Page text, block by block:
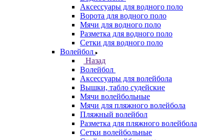
Аксессуары для водного поло
Ворота для водного поло
Мячи для водного поло
Разметка для водного поло
Сетки для водного поло
Волейбол
Назад
Волейбол
Аксессуары для волейбола
Вышки, табло судейские
Мячи волейбольные
Мячи для пляжного волейбола
Пляжный волейбол
Разметка для пляжного волейбола
Сетки волейбольные